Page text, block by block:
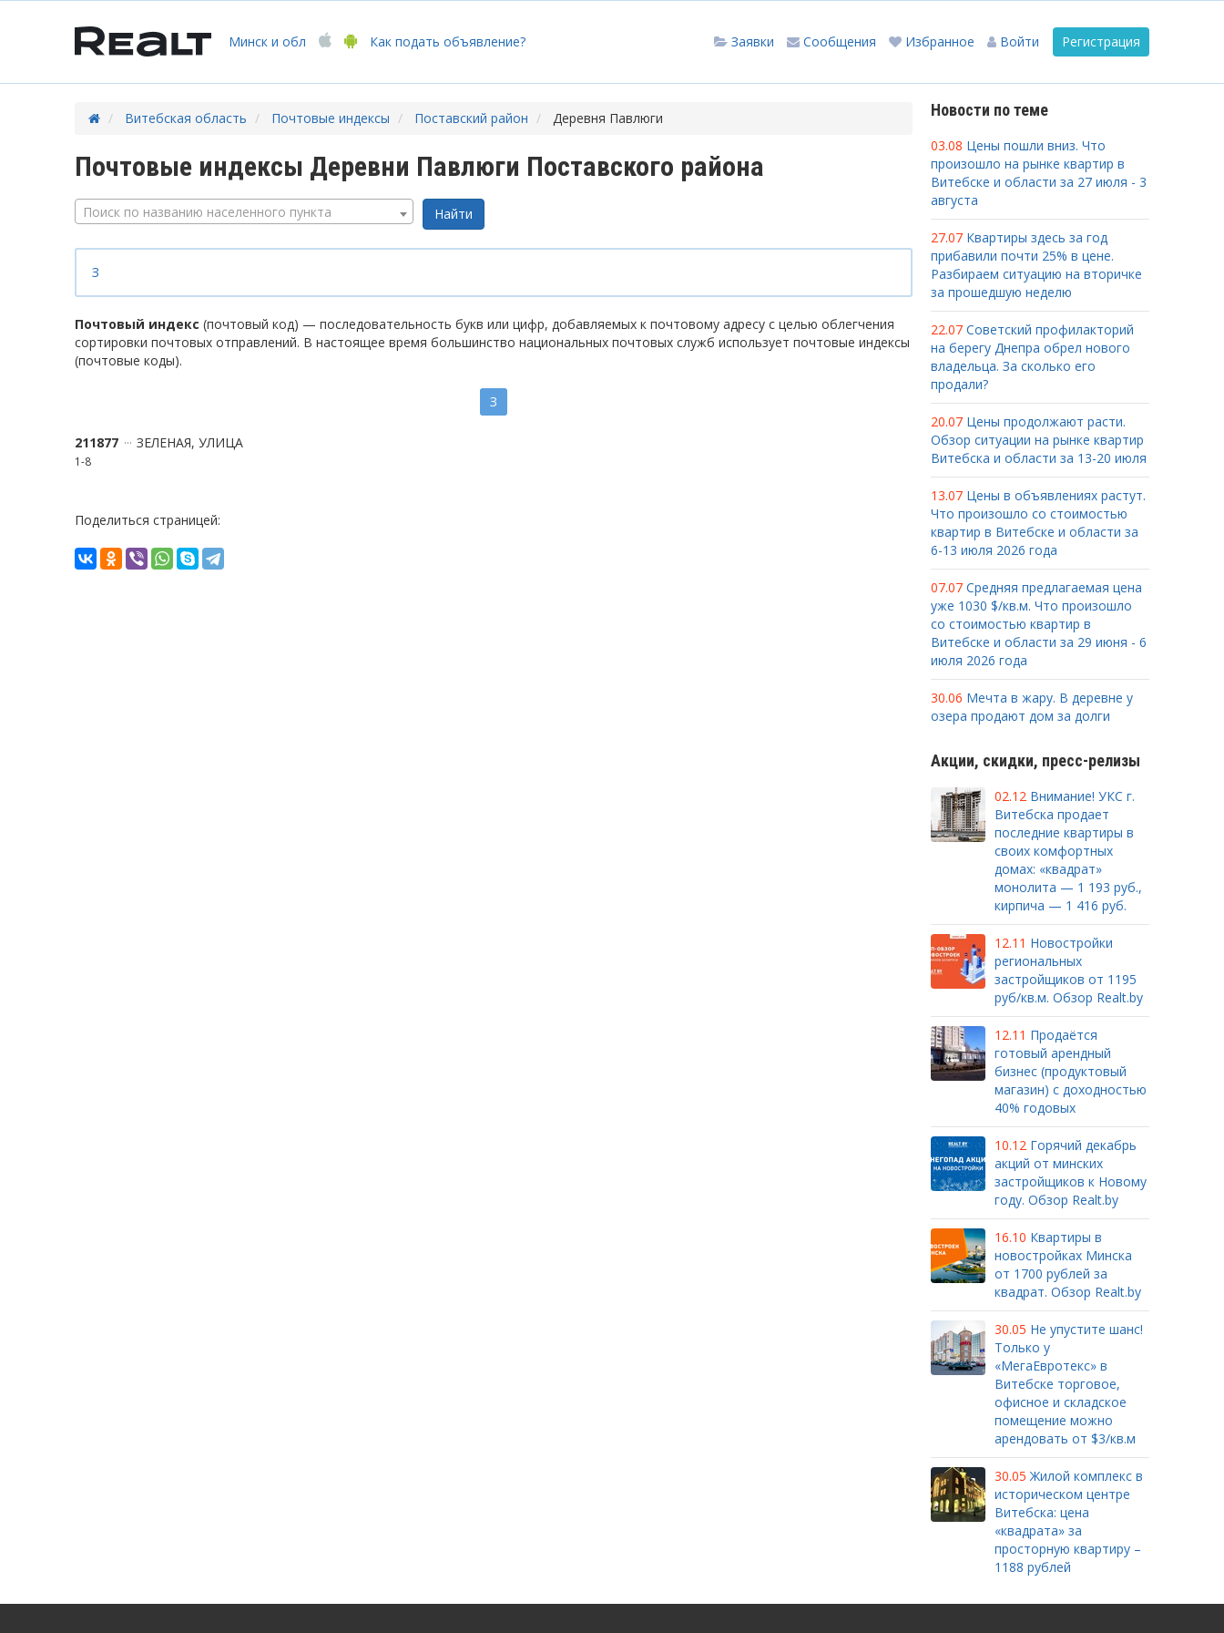
Минск и обл Как подать объявление? Регистрация
Войти
Избранное
Сообщения
Заявки
Витебская область Почтовые индексы Поставский район Деревня Павлюги
Почтовые индексы Деревни Павлюги Поставского района
Поиск по названию населенного пункта
З
Почтовый индекс (почтовый код) — последовательность букв или цифр, добавляемых к почтовому адресу с целью облегчения
сортировки почтовых отправлений. В настоящее время большинство национальных почтовых служб использует почтовые индексы
(почтовые коды).
З
211877 ЗЕЛЕНАЯ, УЛИЦА
1-8
Поделиться страницей:
Новости по теме
03.08 Цены пошли вниз. Что
произошло на рынке квартир в
Витебске и области за 27 июля - 3
августа
27.07 Квартиры здесь за год
прибавили почти 25% в цене.
Разбираем ситуацию на вторичке
за прошедшую неделю
22.07 Советский профилакторий
на берегу Днепра обрел нового
владельца. За сколько его
продали?
20.07 Цены продолжают расти.
Обзор ситуации на рынке квартир
Витебска и области за 13-20 июля
13.07 Цены в объявлениях растут.
Что произошло со стоимостью
квартир в Витебске и области за
6-13 июля 2026 года
07.07 Средняя предлагаемая цена
уже 1030 $/кв.м. Что произошло
со стоимостью квартир в
Витебске и области за 29 июня - 6
июля 2026 года
30.06 Мечта в жару. В деревне у
озера продают дом за долги
Акции, скидки, пресс-релизы
02.12 Внимание! УКС г.
Витебска продает
последние квартиры в
своих комфортных
домах: «квадрат»
монолита — 1 193 руб.,
кирпича — 1 416 руб.
12.11 Новостройки
региональных
застройщиков от 1195
руб/кв.м. Обзор Realt.by
12.11 Продаётся
готовый арендный
бизнес (продуктовый
магазин) с доходностью
40% годовых
10.12 Горячий декабрь
акций от минских
застройщиков к Новому
году. Обзор Realt.by
16.10 Квартиры в
новостройках Минска
от 1700 рублей за
квадрат. Обзор Realt.by
30.05 Не упустите шанс!
Только у
«МегаЕвротекс» в
Витебске торговое,
офисное и складское
помещение можно
арендовать от $3/кв.м
30.05 Жилой комплекс в
историческом центре
Витебска: цена
«квадрата» за
просторную квартиру –
1188 рублей